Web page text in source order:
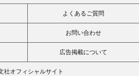
よくあるご質問
お問い合わせ
広告掲載について
社オフィシャルサイト